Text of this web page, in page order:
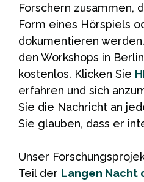
Forschern zusammen,
Form eines Hörspiels
dokumentieren
den Workshops in
kostenlos. Klicken Sie
erfahren und sich
Sie die Nachricht an
Sie glauben, dass er
Unser
Teil der Langen Nacht